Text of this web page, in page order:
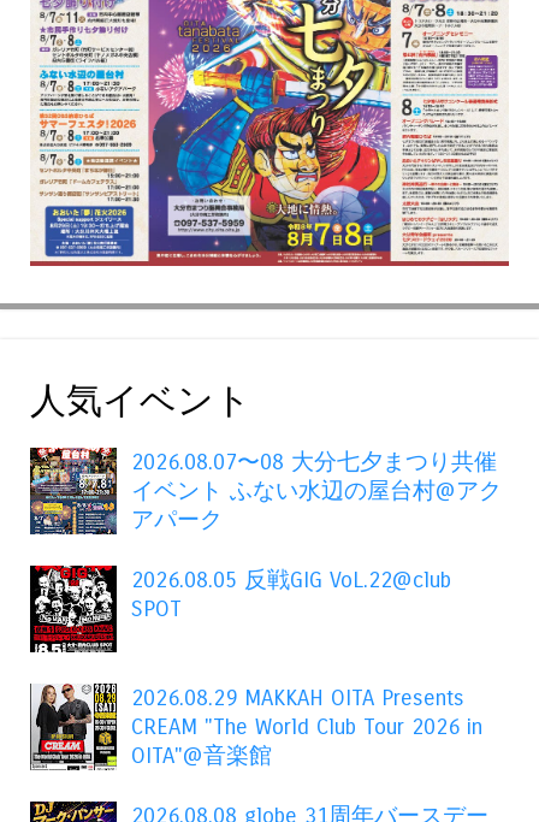
人気イベント
2026.08.07〜08 大分七夕まつり共催
イベント ふない水辺の屋台村@アク
アパーク
2026.08.05 反戦GIG VoL.22@club
SPOT
2026.08.29 MAKKAH OITA Presents
CREAM "The World Club Tour 2026 in
OITA"@音楽館
2026.08.08 globe 31周年バースデー